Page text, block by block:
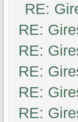
RE:
RE:
RE:
RE:
RE:
RE: